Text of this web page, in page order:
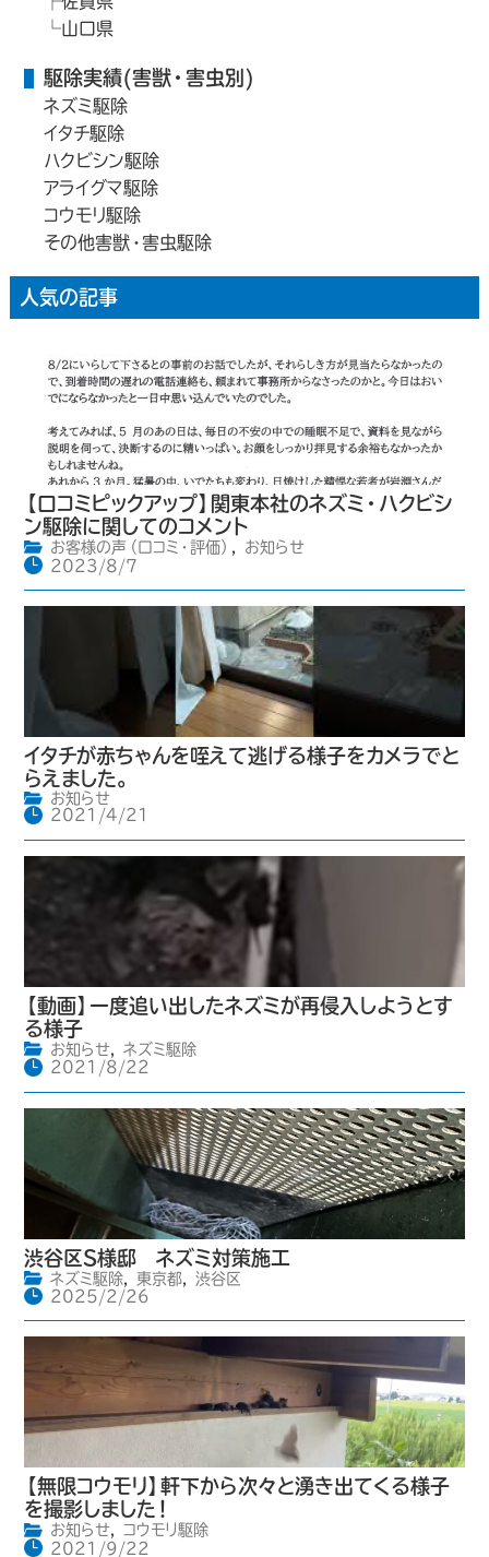
山口県
駆除実績(害獣・害虫別)
ネズミ駆除
イタチ駆除
ハクビシン駆除
アライグマ駆除
コウモリ駆除
その他害獣・害虫駆除
人気の記事
【口コミピックアップ】関東本社のネズミ・ハクビシ
ン駆除に関してのコメント
お客様の声（口コミ・評価） ,
お知らせ
2023/8/7
イタチが赤ちゃんを咥えて逃げる様子をカメラでと
らえました。
お知らせ
2021/4/21
【動画】一度追い出したネズミが再侵入しようとす
る様子
お知らせ,
ネズミ駆除
2021/8/22
渋谷区S様邸 ネズミ対策施工
ネズミ駆除, 東京都,
渋谷区
2025/2/26
【無限コウモリ】軒下から次々と湧き出てくる様子
を撮影しました！
お知らせ,
コウモリ駆除
2021/9/22